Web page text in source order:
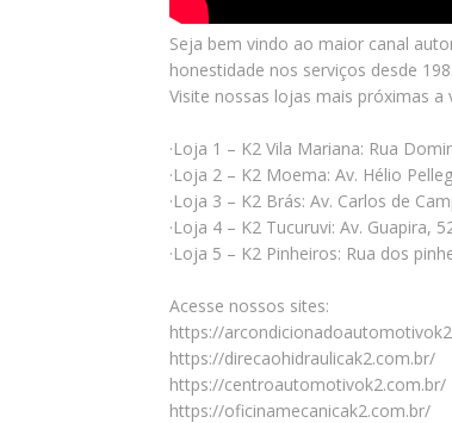
Seja bem vindo ao maior canal
honestidade nos serviços desde
Visite nossas lojas mais próximas a
·Loja 1 – K2 Vila Mariana: Rua
·Loja 2 – K2 Moema: Av. Hélio
·Loja 3 – K2 Brás: Av. Carlos de
·Loja 4 – K2 Tucuruvi: Av. Guapira,
·Loja 5 – K2 Pinheiros: Rua dos
Acesse nossos sites:
https://
https://direcaohidraulicak2.com.br/
https://centroautomotivok2.com.br/
https://oficinamecanicak2.com.br/